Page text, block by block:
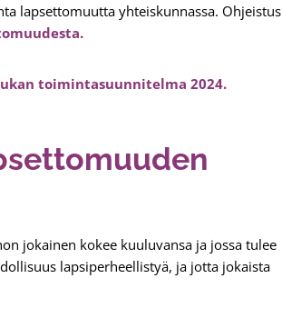
lapsettomuutta yhteiskunnassa. Ohjeistus
toimintasuunnitelma 2024.
jokainen kokee kuuluvansa ja jossa tulee
lapsiperheellistyä, ja jotta jokaista